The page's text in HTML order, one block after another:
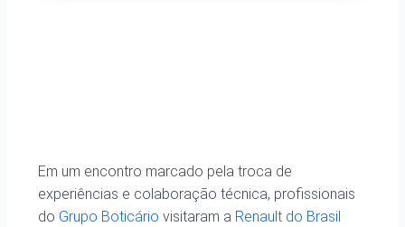
Em um encontro marcado pela troca de
experiências e colaboração técnica, profissionais
do Grupo Boticário visitaram a Renault do Brasil